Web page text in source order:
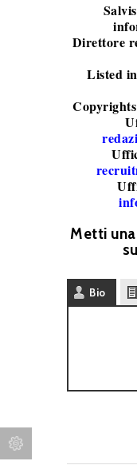
Direttore
Listed
Metti
su
Bio